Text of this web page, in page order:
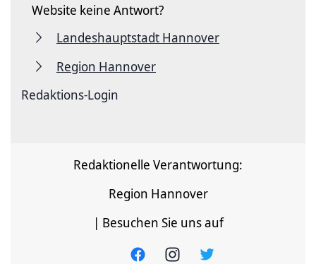
Website keine Antwort?
Landeshauptstadt Hannover
Region Hannover
Redaktions-Login
Redaktionelle Verantwortung:
Region Hannover
| Besuchen Sie uns auf